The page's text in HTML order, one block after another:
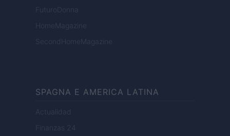
FuturoDonna
HomeMagazine
SecondHomeMagazine
SPAGNA E AMERICA LATINA
Actualidad
Finanzas 24